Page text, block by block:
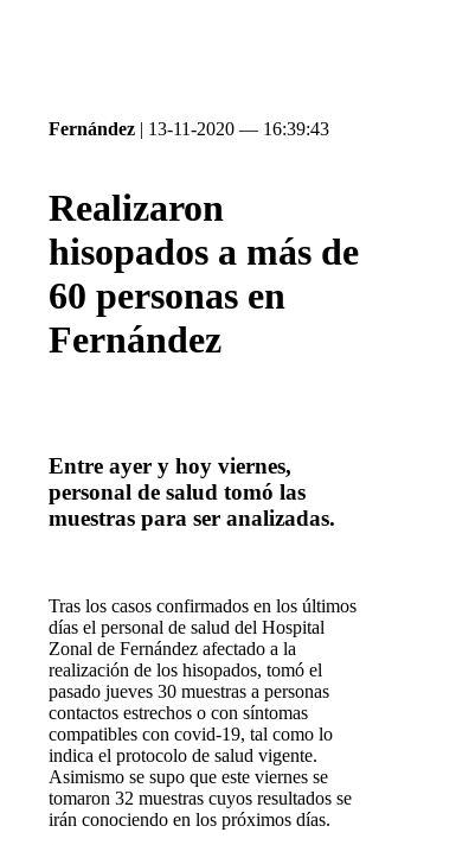
Fernández | 13-11-2020 — 16:39:43
Realizaron
hisopados a más de
60 personas en
Fernández
Entre ayer y hoy viernes,
personal de salud tomó las
muestras para ser analizadas.
Tras los casos confirmados en los últimos
días el personal de salud del Hospital
Zonal de Fernández afectado a la
realización de los hisopados, tomó el
pasado jueves 30 muestras a personas
contactos estrechos o con síntomas
compatibles con covid-19, tal como lo
indica el protocolo de salud vigente.
Asimismo se supo que este viernes se
tomaron 32 muestras cuyos resultados se
irán conociendo en los próximos días.